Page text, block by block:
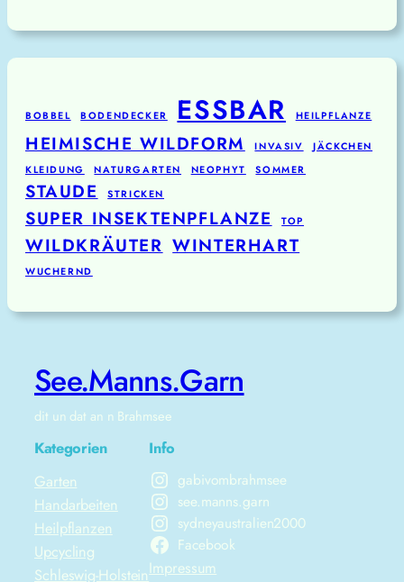
BOBBEL BODENDECKER ESSBAR HEILPFLANZE
HEIMISCHE WILDFORM INVASIV
JÄCKCHEN
KLEIDUNG
NATURGARTEN NEOPHYT SOMMER
STAUDE STRICKEN
SUPER INSEKTENPFLANZE TOP
WILDKRÄUTER WINTERHART
WUCHERND
See.Manns.Garn
dit un dat an n Brahmsee
Kategorien
Garten
Handarbeiten
Heilpflanzen
Upcycling
Schleswig-Holstein
Info
gabivombrahmsee
see.manns.garn
sydneyaustralien2000
Facebook
Impressum